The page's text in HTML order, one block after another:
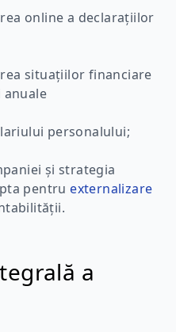
online a declarațiilor
situațiilor financiare
personalului;
și strategia
pentru externalizare
a